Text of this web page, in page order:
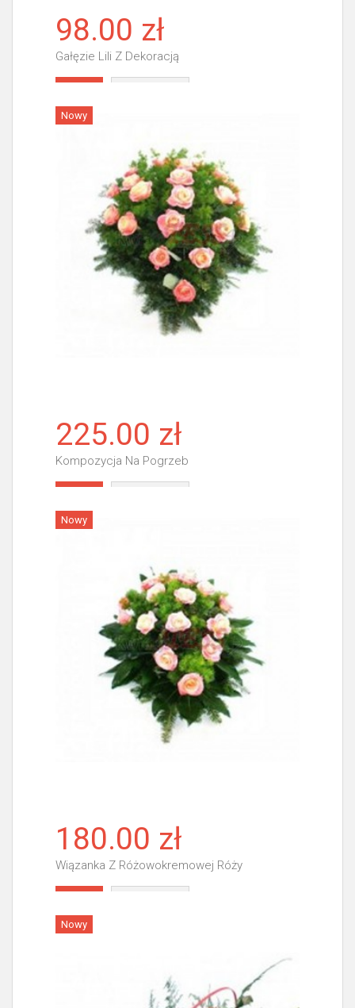
98.00 zł
Gałęzie Lili Z Dekoracją
Nowy
225.00 zł
Kompozycja Na Pogrzeb
Nowy
180.00 zł
Wiązanka Z Różowokremowej Róży
Nowy